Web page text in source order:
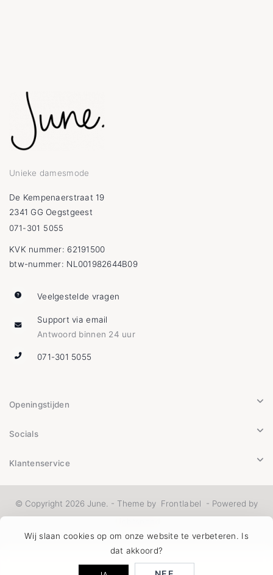
Wij slaan cookies op om onze website te verbeteren. Is
dat akkoord?
Unieke damesmode
De Kempenaerstraat 19
2341 GG Oegstgeest
071-301 5055
KVK nummer: 62191500
btw-nummer: NL001982644B09
Veelgestelde vragen
Support via email
Antwoord binnen 24 uur
071-301 5055
Openingstijden
Socials
Klantenservice
© Copyright 2026 June. - Theme by Frontlabel
- Powered by